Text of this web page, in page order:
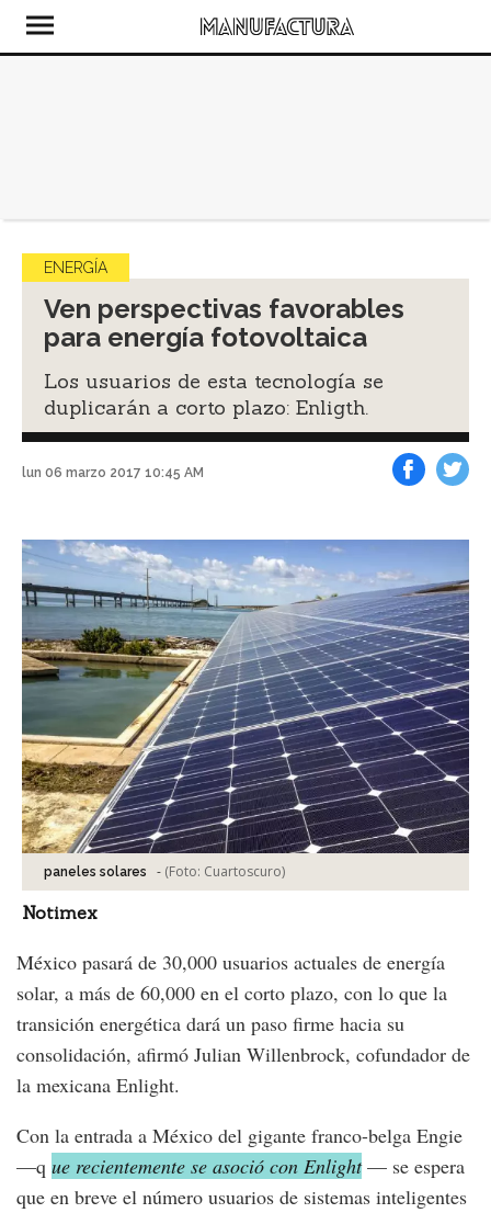
ENERGÍA
Ven perspectivas favorables
para energía fotovoltaica
Los usuarios de esta tecnología se
duplicarán a corto plazo: Enligth.
lun 06 marzo 2017 10:45 AM
paneles solares - (Foto: Cuartoscuro)
Notimex
México pasará de 30,000 usuarios actuales de energía
solar, a más de 60,000 en el corto plazo, con lo que la
transición energética dará un paso firme hacia su
consolidación, afirmó Julian Willenbrock, cofundador de
la mexicana Enlight.
Con la entrada a México del gigante franco-belga Engie
—q ue recientemente se asoció con Enlight — se espera
que en breve el número usuarios de sistemas inteligentes